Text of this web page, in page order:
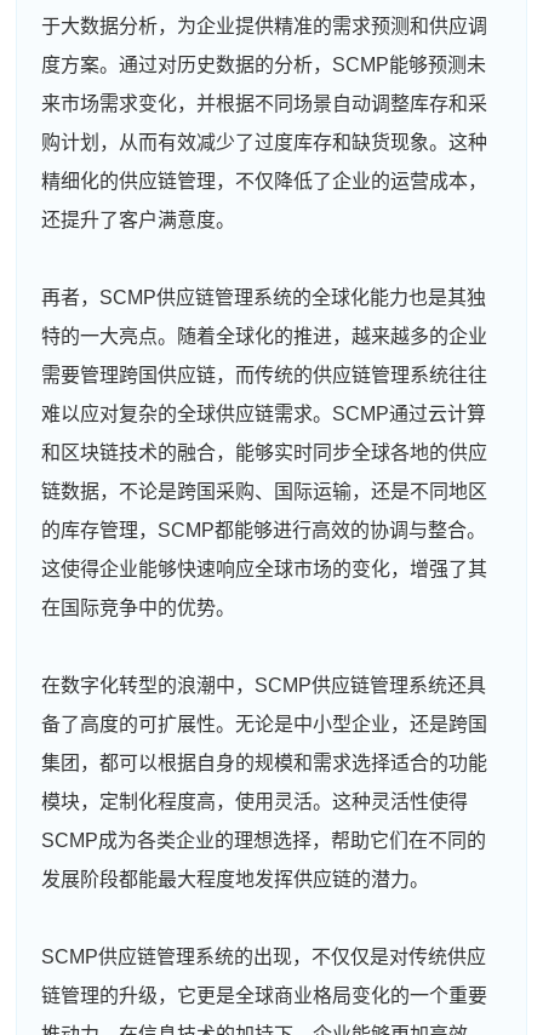
于大数据分析，为企业提供精准的需求预测和供应调
度方案。通过对历史数据的分析，SCMP能够预测未
来市场需求变化，并根据不同场景自动调整库存和采
购计划，从而有效减少了过度库存和缺货现象。这种
精细化的供应链管理，不仅降低了企业的运营成本，
还提升了客户满意度。
再者，SCMP供应链管理系统的全球化能力也是其独
特的一大亮点。随着全球化的推进，越来越多的企业
需要管理跨国供应链，而传统的供应链管理系统往往
难以应对复杂的全球供应链需求。SCMP通过云计算
和区块链技术的融合，能够实时同步全球各地的供应
链数据，不论是跨国采购、国际运输，还是不同地区
的库存管理，SCMP都能够进行高效的协调与整合。
这使得企业能够快速响应全球市场的变化，增强了其
在国际竞争中的优势。
在数字化转型的浪潮中，SCMP供应链管理系统还具
备了高度的可扩展性。无论是中小型企业，还是跨国
集团，都可以根据自身的规模和需求选择适合的功能
模块，定制化程度高，使用灵活。这种灵活性使得
SCMP成为各类企业的理想选择，帮助它们在不同的
发展阶段都能最大程度地发挥供应链的潜力。
SCMP供应链管理系统的出现，不仅仅是对传统供应
链管理的升级，它更是全球商业格局变化的一个重要